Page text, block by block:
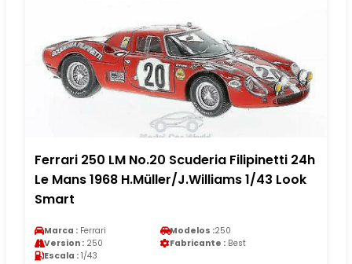
Ferrari 250 LM No.20 Scuderia Filipinetti 24h
Le Mans 1968 H.Müller/J.Williams 1/43 Look
Smart
Marca : Ferrari Modelos :250
Version : 250 Fabricante : Best
Escala : 1/43